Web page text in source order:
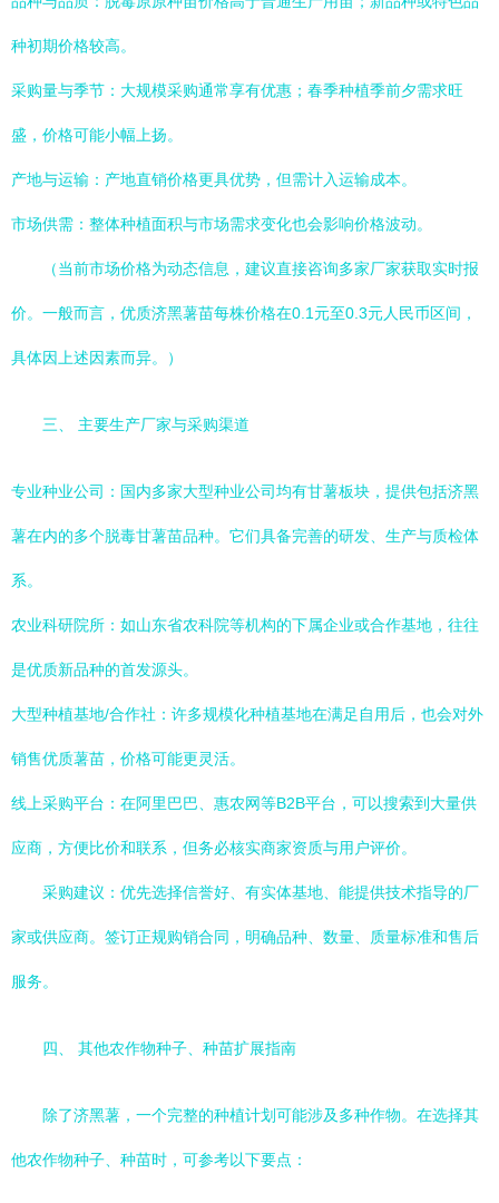
种初期价格较高。
采购量与季节：大规模采购通常享有优惠；春季种植季前夕需求旺
盛，价格可能小幅上扬。
产地与运输：产地直销价格更具优势，但需计入运输成本。
市场供需：整体种植面积与市场需求变化也会影响价格波动。
（当前市场价格为动态信息，建议直接咨询多家厂家获取实时报
价。一般而言，优质济黑薯苗每株价格在0.1元至0.3元人民币区间，
具体因上述因素而异。）
三、 主要生产厂家与采购渠道
专业种业公司：国内多家大型种业公司均有甘薯板块，提供包括济黑
薯在内的多个脱毒甘薯苗品种。它们具备完善的研发、生产与质检体
系。
农业科研院所：如山东省农科院等机构的下属企业或合作基地，往往
是优质新品种的首发源头。
大型种植基地/合作社：许多规模化种植基地在满足自用后，也会对外
销售优质薯苗，价格可能更灵活。
线上采购平台：在阿里巴巴、惠农网等B2B平台，可以搜索到大量供
应商，方便比价和联系，但务必核实商家资质与用户评价。
采购建议：优先选择信誉好、有实体基地、能提供技术指导的厂
家或供应商。签订正规购销合同，明确品种、数量、质量标准和售后
服务。
四、 其他农作物种子、种苗扩展指南
除了济黑薯，一个完整的种植计划可能涉及多种作物。在选择其
他农作物种子、种苗时，可参考以下要点：